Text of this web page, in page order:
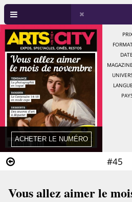
#45
DATE
MAGAZINE
LANGUE
Vous allez aimer le